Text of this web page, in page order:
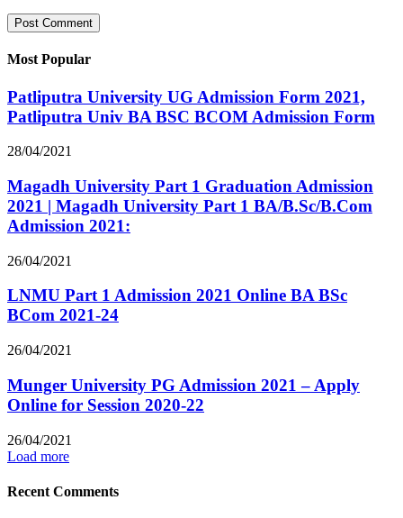
Most Popular
Patliputra University UG Admission Form 2021,
Patliputra Univ BA BSC BCOM Admission Form
28/04/2021
Magadh University Part 1 Graduation Admission
2021 | Magadh University Part 1 BA/B.Sc/B.Com
Admission 2021:
26/04/2021
LNMU Part 1 Admission 2021 Online BA BSc
BCom 2021-24
26/04/2021
Munger University PG Admission 2021 – Apply
Online for Session 2020-22
26/04/2021
Load more
Recent Comments